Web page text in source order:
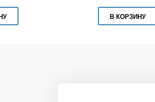
В КОРЗИНУ